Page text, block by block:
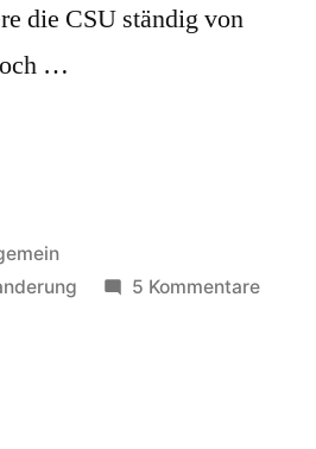
die CSU ständig von
…
5 Kommentarezu